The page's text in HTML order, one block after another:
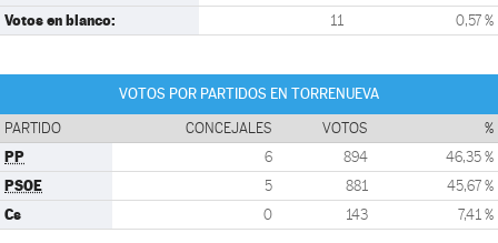
Votos en blanco: 11 0,57 %
VOTOS POR PARTIDOS EN TORRENUEVA
PARTIDO CONCEJALES VOTOS %
PP 6 894 46,35 %
PSOE 5 881 45,67 %
Cs 0 143 7,41 %